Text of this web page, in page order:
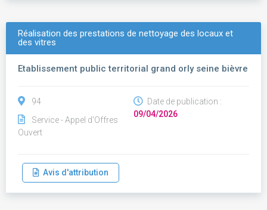
Réalisation des prestations de nettoyage des locaux et
des vitres
Etablissement public territorial grand orly seine bièvre
94
Service - Appel d'Offres
Ouvert
Date de publication :
09/04/2026
Avis d'attribution